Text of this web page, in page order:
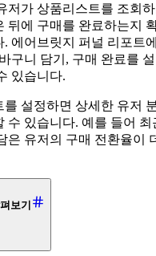
저가 상품리스트를 조회
뒤에 구매를 완료하는지
. 에어브릿지 퍼널 리포트
구니 담기, 구매 완료를
있습니다.
를 설정하면 상세한 유저
수 있습니다. 예를 들어
은 유저의 구매 전환율이
보기